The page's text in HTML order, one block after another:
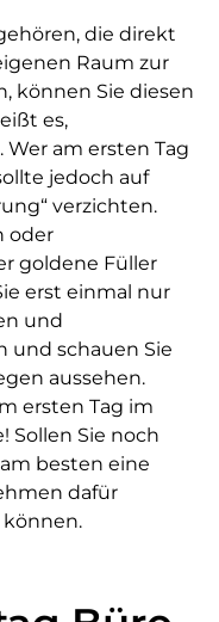
die direkt
Raum zur
können Sie diesen
es,
Wer am ersten Tag
jedoch auf
verzichten.
oder
goldene Füller
erst einmal nur
und
und schauen Sie
aussehen.
ersten Tag im
Sollen Sie noch
besten eine
dafür